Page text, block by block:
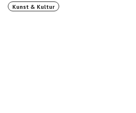
Kunst & Kultur